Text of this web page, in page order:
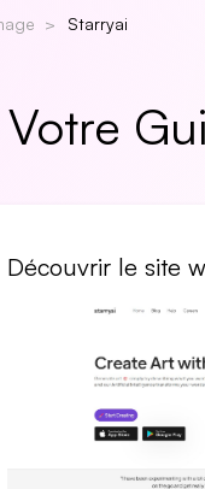
Starryai
Découvrir le site